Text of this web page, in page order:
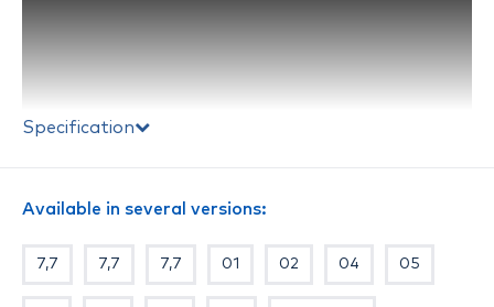
Specification
Available in several versions:
7,7 7,7 7,7 01 02 04 05